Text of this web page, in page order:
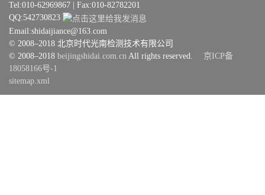
Tel:010-62969867 | Fax:010-82782201
QQ:542730823
Email:shidaijiance@163.com
© 2008–2018 北京时代光南检测技术有限公司
© 2008–2018 beijingshidai.com.cn All rights reserved. 京ICP备
18058166号-1
sitemap.xml